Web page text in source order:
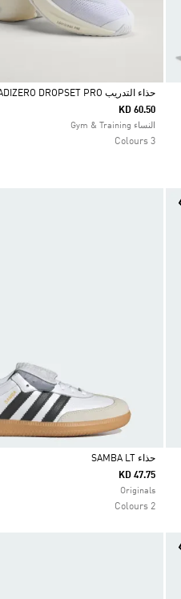
Selected
حذاء التدريب ADIZERO DROPSET PRO
KD 60.50
النساء Gym & Training
3 Colours
Selected
حذاء SAMBA LT
KD 47.75
Originals
2 Colours